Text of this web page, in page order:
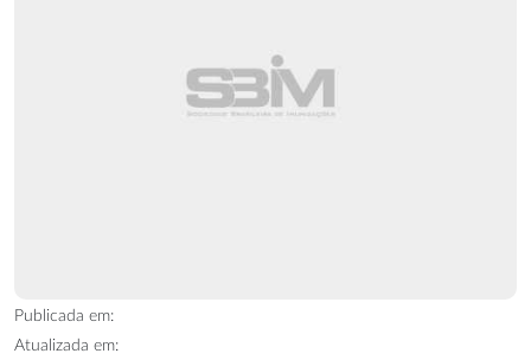
Publicada em:
Atualizada em: